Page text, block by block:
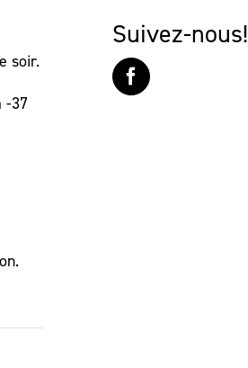
soir.
-37
Suivez-nous!